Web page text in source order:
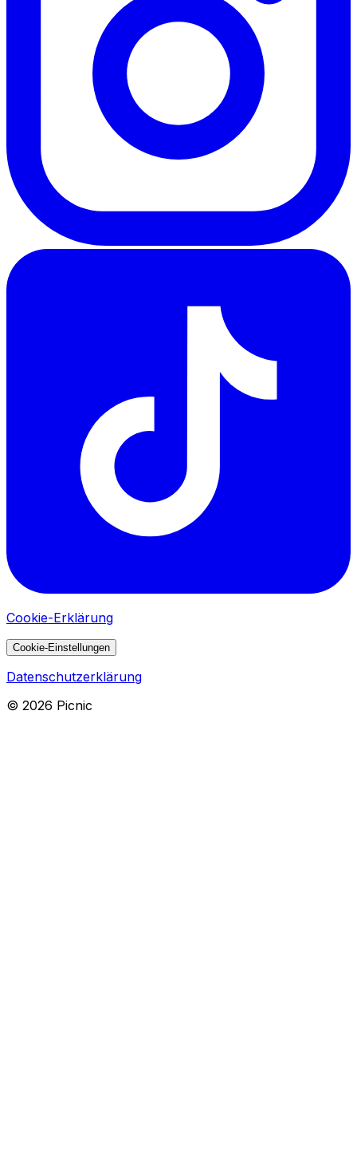
Cookie-Erklärung
Cookie-Einstellungen
Datenschutzerklärung
© 2026 Picnic